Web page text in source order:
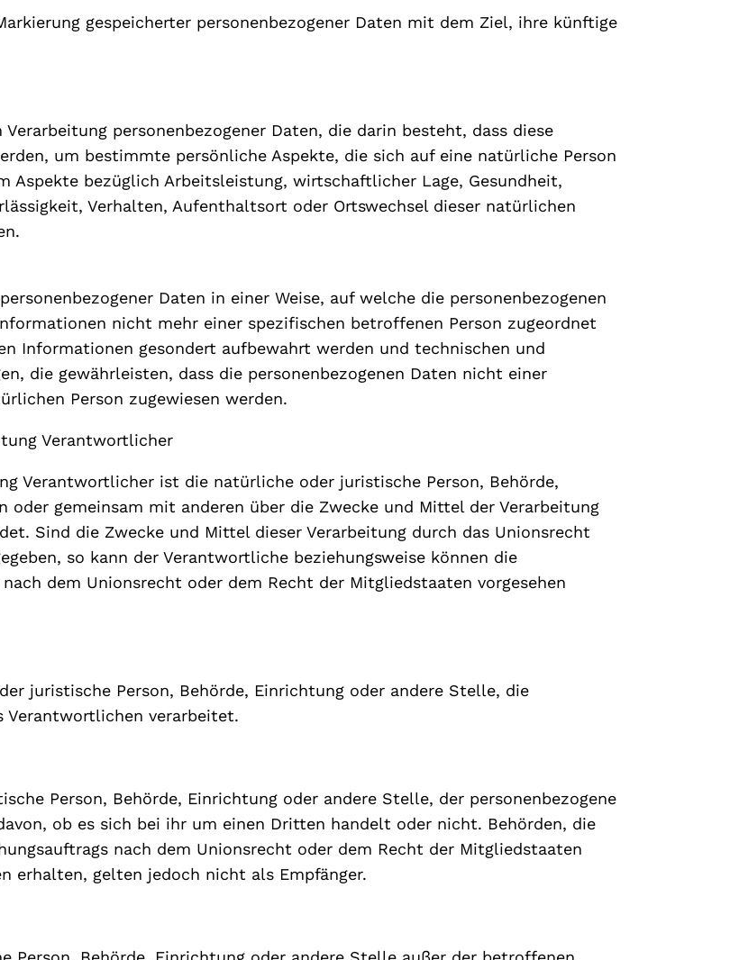
gespeicherter personenbezogener Daten mit dem Ziel, ihre künftige
personenbezogener Daten, die darin besteht, dass diese
um bestimmte persönliche Aspekte, die sich auf eine natürliche Person
Aspekte bezüglich Arbeitsleistung, wirtschaftlicher Lage, Gesundheit,
Verhalten, Aufenthaltsort oder Ortswechsel dieser natürlichen
Daten in einer Weise, auf welche die personenbezogenen
nicht mehr einer spezifischen betroffenen Person zugeordnet
Informationen gesondert aufbewahrt werden und technischen und
die gewährleisten, dass die personenbezogenen Daten nicht einer
Person zugewiesen werden.
Verantwortlicher
Verantwortlicher ist die natürliche oder juristische Person, Behörde,
oder gemeinsam mit anderen über die Zwecke und Mittel der Verarbeitung
Sind die Zwecke und Mittel dieser Verarbeitung durch das Unionsrecht
so kann der Verantwortliche beziehungsweise können die
dem Unionsrecht oder dem Recht der Mitgliedstaaten vorgesehen
juristische Person, Behörde, Einrichtung oder andere Stelle, die
Verantwortlichen verarbeitet.
Person, Behörde, Einrichtung oder andere Stelle, der personenbezogene
ob es sich bei ihr um einen Dritten handelt oder nicht. Behörden, die
nach dem Unionsrecht oder dem Recht der Mitgliedstaaten
erhalten, gelten jedoch nicht als Empfänger.